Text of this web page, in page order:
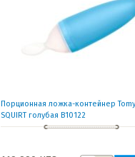
Порционная ложка-контейнер Tomy
SQUIRT голубая B10122